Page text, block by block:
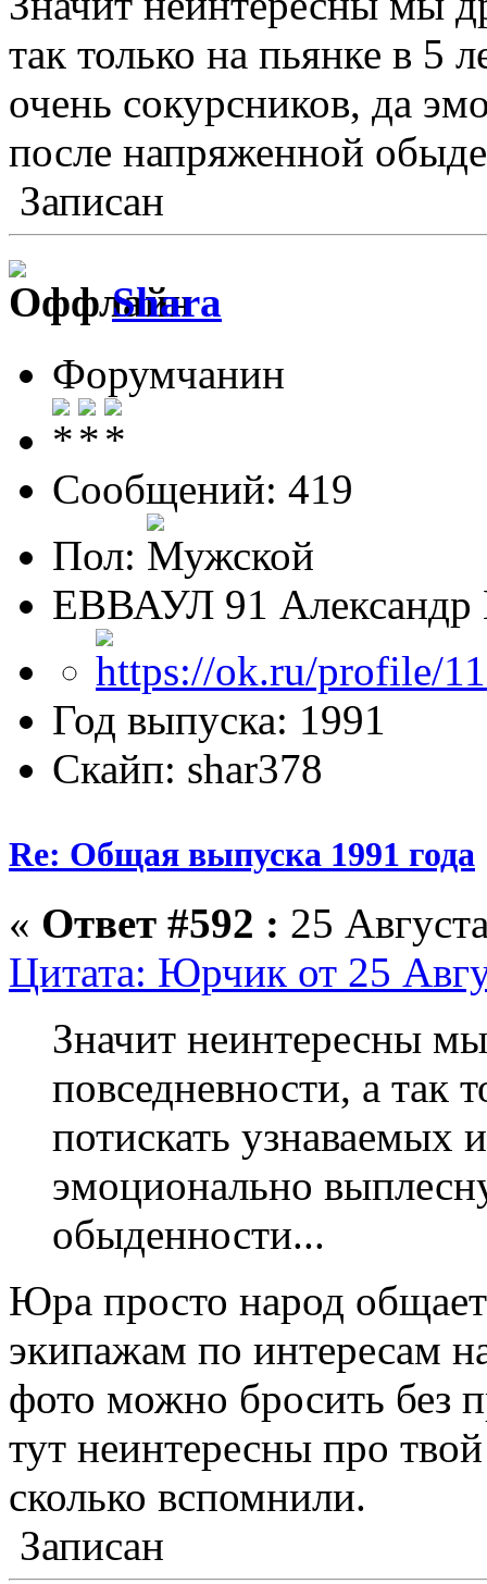
так только на пьянке в 5
очень сокурсников, да
после напряженной
Записан
Shara
Форумчанин
Сообщений: 419
Пол:
ЕВВАУЛ 91 Александр
Год выпуска: 1991
Скайп: shar378
Re: Общая выпуска 1991 года
« Ответ #592 : 25
Цитата: Юрчик от 25
Значит неинтересны
повседневности, а так
потискать узнаваемых
эмоционально
обыденности...
Юра просто народ
экипажам по интересам
фото можно бросить без
тут неинтересны про
сколько вспомнили.
Записан